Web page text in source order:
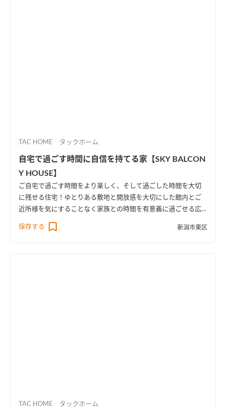
TAC HOME タックホーム
自宅で過ごす時間に自信を持てる家【SKY BALCON
Y HOUSE】
ご自宅で過ごす時間をより楽しく、そして過ごした時間を大切
に残せる住宅！ゆとりある敷地と開放感を大切にした館内とご
近所様を気にすることなく家族との時間を有意義に過ごせる広
い屋上が特徴です。子育て世代の生活の質を応援します。家族が
集まる家、友達を呼びたくなる家です。
保存する 新潟市東区
TAC HOME タックホーム